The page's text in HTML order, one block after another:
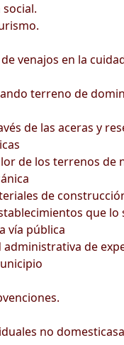
venajos en la
terreno de
de las aceras y
de los terrenos de
de
que lo
vía pública
administrativa de
no